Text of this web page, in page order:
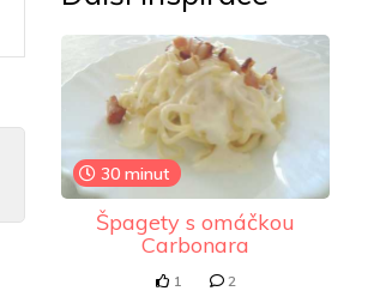
30 minut
Špagety s omáčkou
Carbonara
1 2